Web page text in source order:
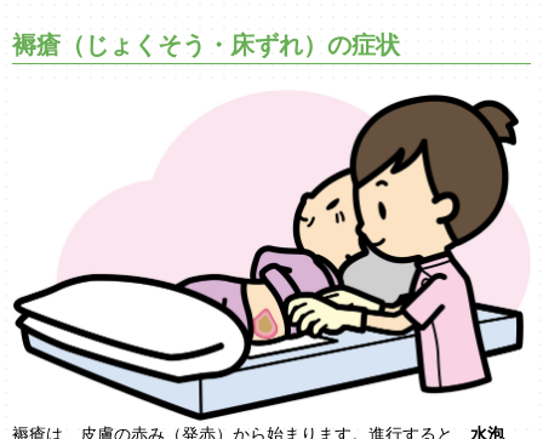
褥瘡（じょくそう・床ずれ）の症状
褥瘡は、皮膚の赤み（発赤）から始まります。進行すると、 水泡